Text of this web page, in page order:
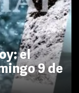
el
9 de